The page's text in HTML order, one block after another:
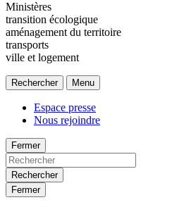
Ministères
transition écologique
aménagement du territoire
transports
ville et logement
Rechercher Menu
Espace presse
Nous rejoindre
Fermer
Rechercher
Fermer